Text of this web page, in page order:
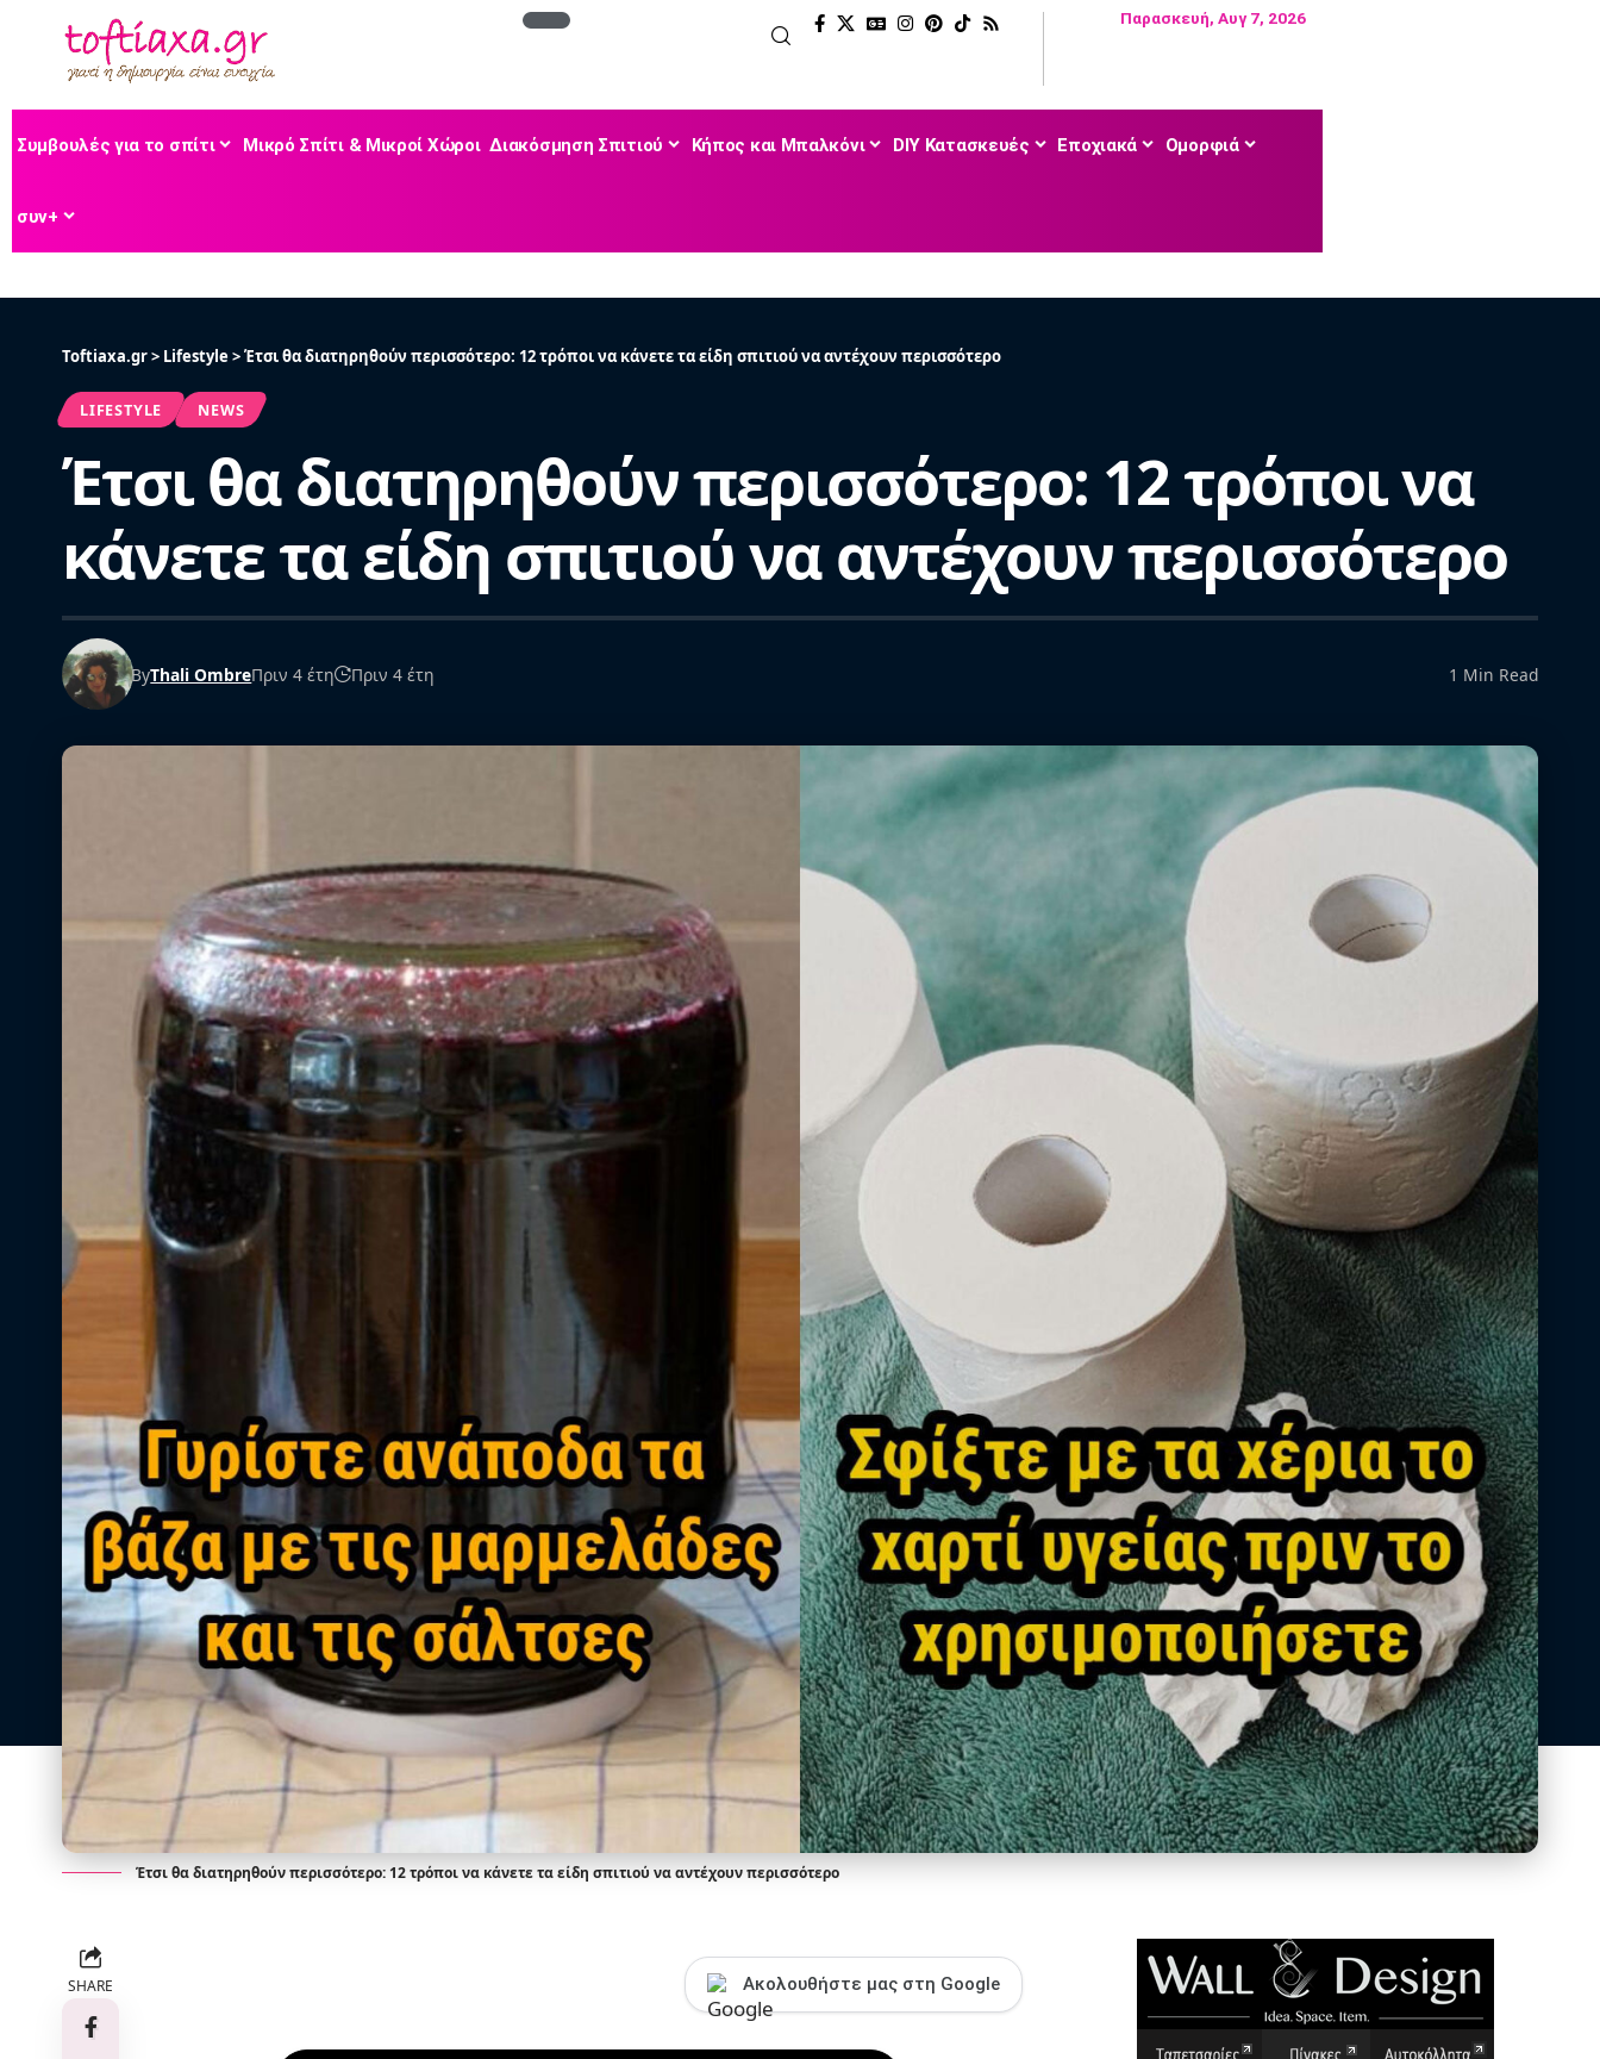
Παρασκευή, Αυγ 7, 2026
Συμβουλές για το σπίτι Μικρό Σπίτι & Μικροί Χώροι Διακόσμηση Σπιτιού Κήπος και Μπαλκόνι DIY Κατασκευές Εποχιακά Ομορφιά
συν+
Toftiaxa.gr> Lifestyle>Έτσι θα διατηρηθούν περισσότερο: 12 τρόποι να κάνετε τα είδη σπιτιού να αντέχουν περισσότερο
LIFESTYLE NEWS
Έτσι θα διατηρηθούν περισσότερο: 12 τρόποι να
κάνετε τα είδη σπιτιού να αντέχουν περισσότερο
ByThali OmbreΠριν 4 έτη Πριν 4 έτη 1 Min Read
Έτσι θα διατηρηθούν περισσότερο: 12 τρόποι να κάνετε τα είδη σπιτιού να αντέχουν περισσότερο
SHARE Ακολουθήστε μας στη Google